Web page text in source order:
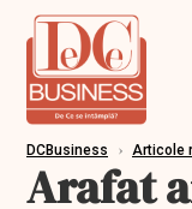
DCBusiness › Articole
Arafat